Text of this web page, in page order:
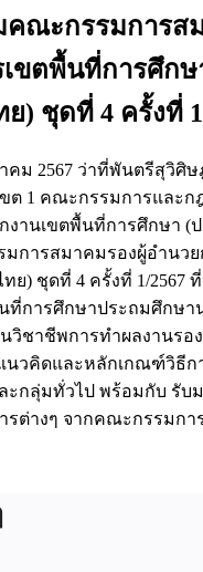
คณะกรรมการส
เขตพื้นที่การศึกษ
ย) ชุดที่ 4 ครั้งที่
คม 2567 ว่าที่พันตรีสุวิศิ
ขต 1 คณะกรรมการและ
งานเขตพื้นที่การศึกษา (ป
การสมาคมรองผู้อำนวย
ทย) ชุดที่ 4 ครั้งที่ 1/2567
ที่การศึกษาประถมศึกษาน
วิชาชีพการทำผลงานรอ
นวคิดและหลักเกณฑ์วิธีก
ะกลุ่มทั่วไป พร้อมกับ รับ
รต่างๆ จากคณะกรรมกา